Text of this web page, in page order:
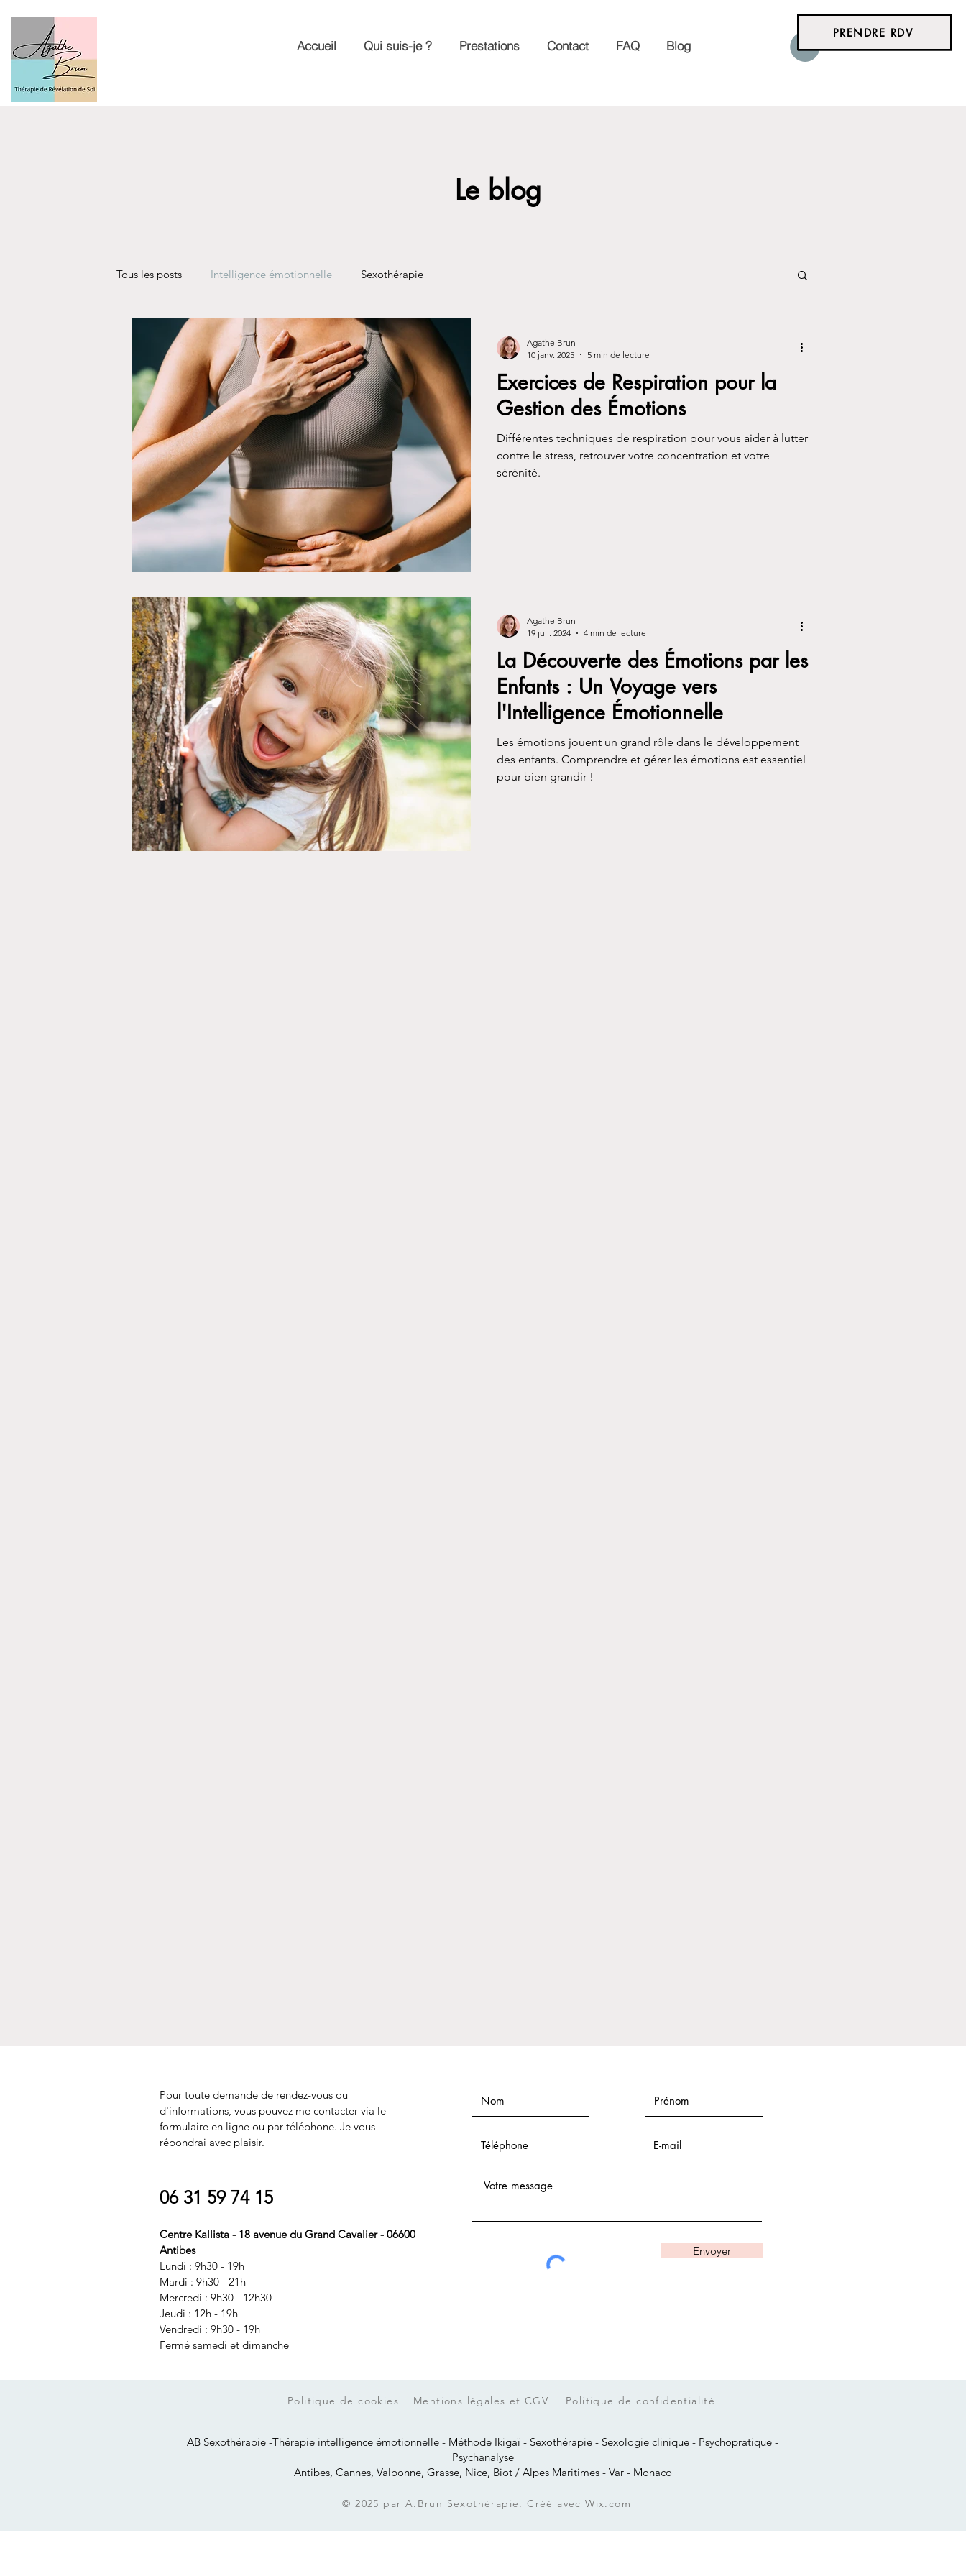
PRENDRE RDV
Accueil Qui suis-je ? Prestations Contact FAQ Blog
Le blog
Tous les posts Intelligence émotionnelle Sexothérapie
Exercices de Respiration pour la
Gestion des Émotions
Différentes techniques de respiration pour vous aider à lutter
contre le stress, retrouver votre concentration et votre
sérénité.
Agathe Brun
10 janv. 2025
5 min de lecture
La Découverte des Émotions par les
Enfants : Un Voyage vers
l'Intelligence Émotionnelle
Les émotions jouent un grand rôle dans le développement
des enfants. Comprendre et gérer les émotions est essentiel
pour bien grandir !
Agathe Brun
19 juil. 2024
4 min de lecture
Pour toute demande de rendez-vous ou
d'informations, vous pouvez me contacter via le
formulaire en ligne ou par téléphone. Je vous
répondrai avec plaisir.
06 31 59 74 15
Centre Kallista - 18 avenue du Grand Cavalier - 06600
Antibes
Lundi : 9h30 - 19h
Mardi : 9h30 - 21h
Mercredi : 9h30 - 12h30
Jeudi : 12h - 19h
Vendredi : 9h30 - 19h
Fermé samedi et dimanche
Envoyer
Politique de cookies Mentions légales et CGV Politique de confidentialité
AB Sexothérapie -Thérapie intelligence émotionnelle - Méthode Ikigaï - Sexothérapie - Sexologie clinique - Psychopratique -
Psychanalyse
Antibes, Cannes, Valbonne, Grasse, Nice, Biot / Alpes Maritimes - Var - Monaco
© 2025 par A.Brun Sexothérapie. Créé avecWix.com